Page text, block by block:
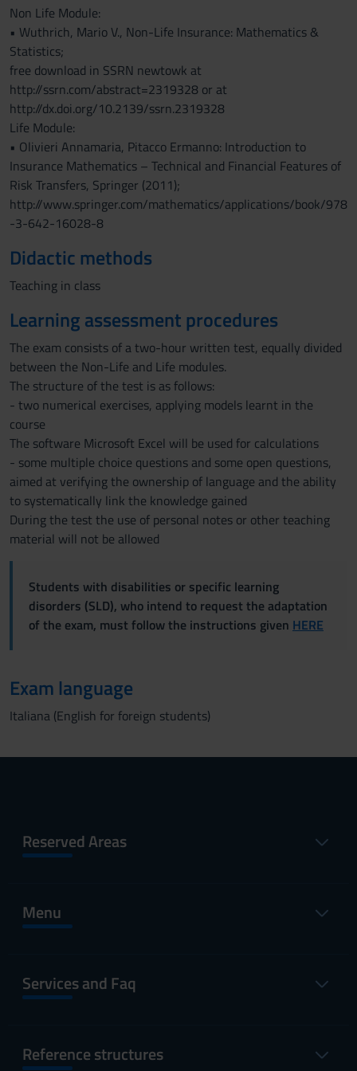
Non Life Module:
• Wuthrich, Mario V., Non-Life Insurance: Mathematics &
Statistics;
free download in SSRN newtowk at
http://ssrn.com/abstract=2319328 or at
http://dx.doi.org/10.2139/ssrn.2319328
Life Module:
• Olivieri Annamaria, Pitacco Ermanno: Introduction to
Insurance Mathematics – Technical and Financial Features of
Risk Transfers, Springer (2011);
http://www.springer.com/mathematics/applications/book/978
-3-642-16028-8
Didactic methods
Teaching in class
Learning assessment procedures
The exam consists of a two-hour written test, equally divided
between the Non-Life and Life modules.
The structure of the test is as follows:
- two numerical exercises, applying models learnt in the
course
The software Microsoft Excel will be used for calculations
- some multiple choice questions and some open questions,
aimed at verifying the ownership of language and the ability
to systematically link the knowledge gained
During the test the use of personal notes or other teaching
material will not be allowed
Students with disabilities or specific learning
disorders (SLD), who intend to request the adaptation
of the exam, must follow the instructions given HERE
Exam language
Italiana (English for foreign students)
Reserved Areas
Menu
Services and Faq
Reference structures